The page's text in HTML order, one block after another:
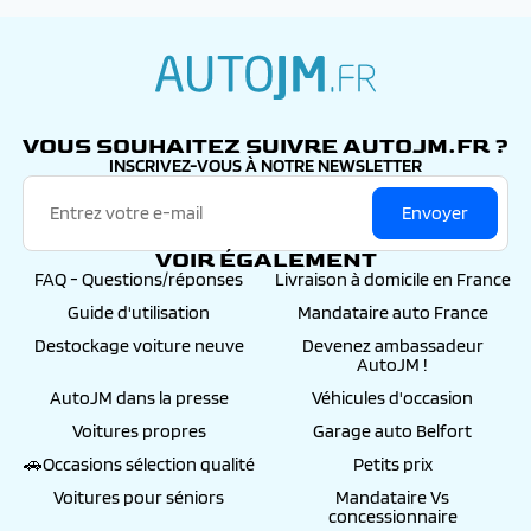
VOUS SOUHAITEZ SUIVRE AUTOJM.FR ?
INSCRIVEZ-VOUS À NOTRE NEWSLETTER
Envoyer
VOIR ÉGALEMENT
FAQ - Questions/réponses
Livraison à domicile en France
Guide d'utilisation
Mandataire auto France
Destockage voiture neuve
Devenez ambassadeur
AutoJM !
AutoJM dans la presse
Véhicules d'occasion
Voitures propres
Garage auto Belfort
🚗Occasions sélection qualité
Petits prix
Voitures pour séniors
Mandataire Vs
concessionnaire